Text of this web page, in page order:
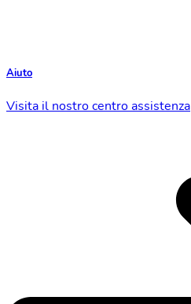
Aiuto
Visita il nostro centro assistenza